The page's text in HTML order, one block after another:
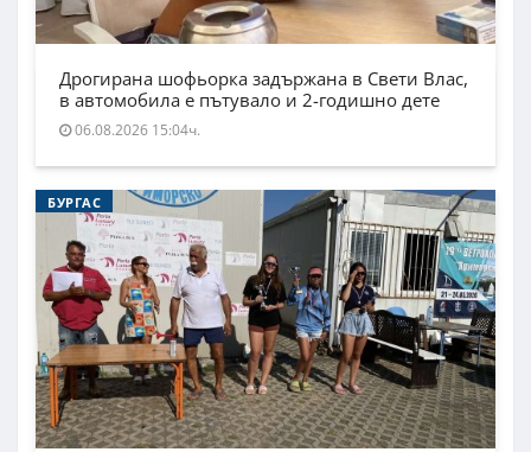
Дрогирана шофьорка задържана в Свети Влас,
в автомобила е пътувало и 2-годишно дете
06.08.2026 15:04ч.
БУРГАС